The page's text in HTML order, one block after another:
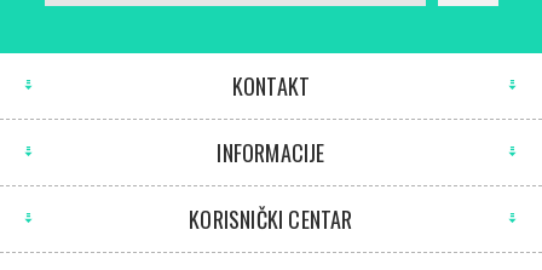
KONTAKT
INFORMACIJE
KORISNIČKI CENTAR